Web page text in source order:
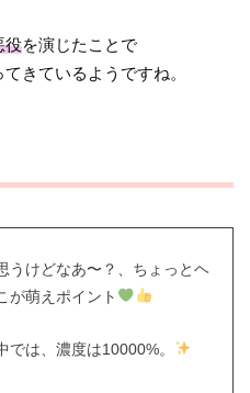
役を演じたことで
きているようですね。
うけどなあ〜？、ちょっとヘ
が萌えポイント
は、濃度は10000%。